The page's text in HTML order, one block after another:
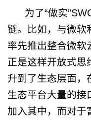
为了“做实
链。比如，与微软
率先推出整合微软
正是这样开放式思
升到了生态层面，
生态平台大量的接
加入其中，而对于